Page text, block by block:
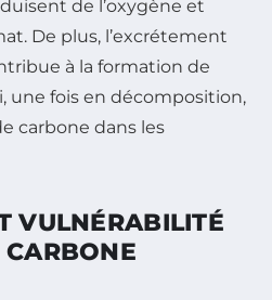
de l’oxygène et
De plus, l’excrétement
à la formation de
une fois en décomposition,
carbone dans les
VULNÉRABILITÉ
CARBONE